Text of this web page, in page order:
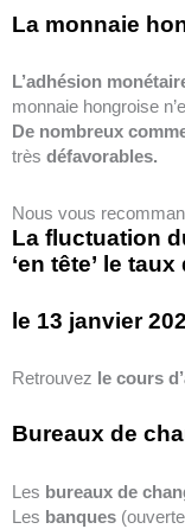
La monnaie
L’adhésion
monnaie hongroise
De nombreux
très défavorables.
Nous vous
La fluctuation
‘en tête’ le
le 13 janvier
Retrouvez le cours
Bureaux de
Les bureaux de
Les banques